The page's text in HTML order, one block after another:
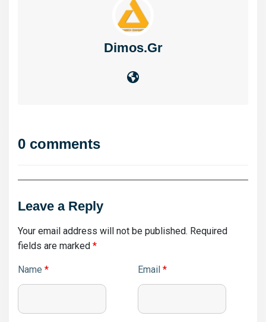
Dimos.gr
0 comments
Leave a Reply
Your email address will not be published. Required
fields are marked *
Name * Email *